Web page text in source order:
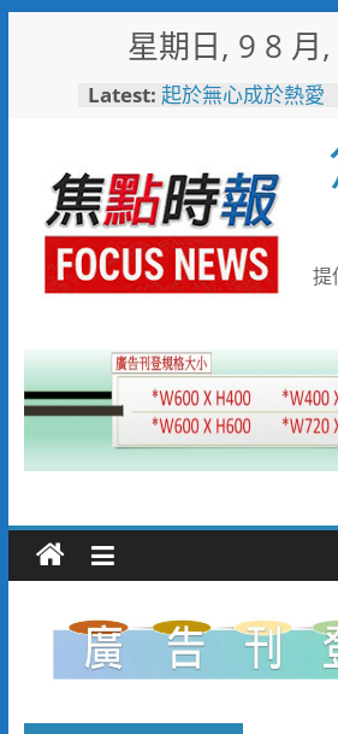
星期日, 9 8 月
Latest: 起於無心成於熱
跨域整合守護全
合閱讀行動與健
臺鐵高雄機廠變身
樂園 陳其邁:保存
憶！
「火車醫院」變身
雄親子遊樂園開幕
「高雄親子樂園」
輕軌更突破4,000
提